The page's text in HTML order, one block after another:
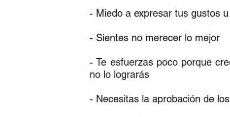
- Miedo a expresar tus gustos
- Sientes no merecer lo mejor
- Te esfuerzas poco porque
no lo lograrás
- Necesitas la aprobación de